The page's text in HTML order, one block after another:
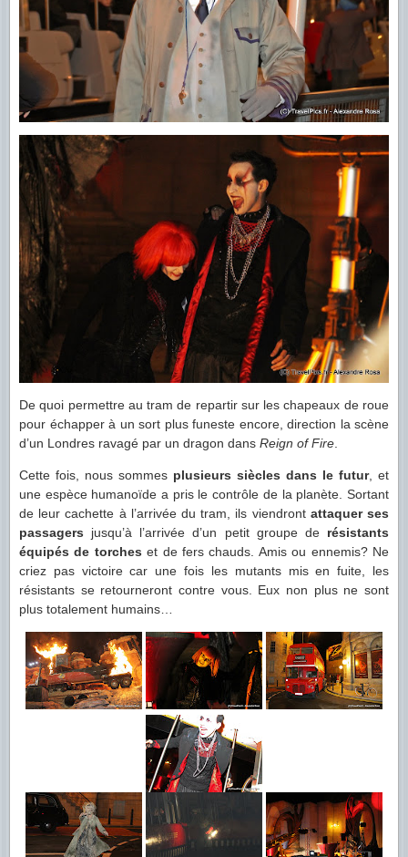
De quoi permettre au tram de repartir sur les chapeaux de roue
pour échapper à un sort plus funeste encore, direction la scène
d’un Londres ravagé par un dragon dans Reign of Fire
Cette fois, nous sommes plusieurs siècles dans le futur, et
une espèce humanoïde a pris le contrôle de la planète. Sortant
de leur cachette à l’arrivée du tram, ils viendront attaquer ses
passagers jusqu’à l’arrivée d’un petit groupe de résistants
équipés de torches et de fers chauds. Amis ou ennemis? Ne
criez pas victoire car une fois les mutants mis en fuite, les
résistants se retourneront contre vous. Eux non plus ne sont
plus totalement humains…